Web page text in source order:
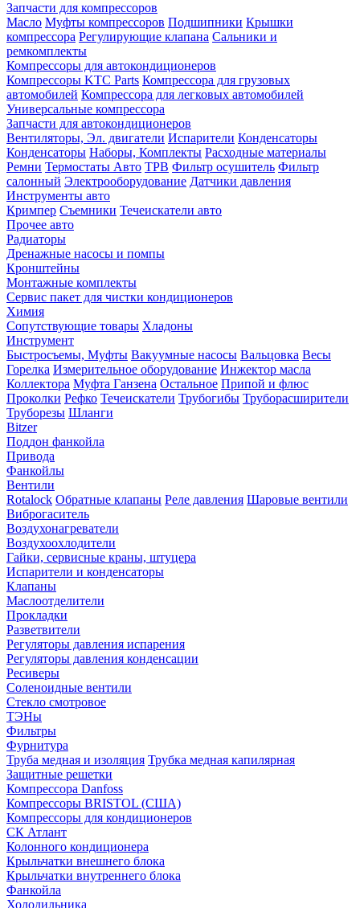
Запчасти для компрессоров
Масло Муфты компрессоров Подшипники Крышки
компрессора Регулирующие клапана Сальники и
ремкомплекты
Компрессоры для автокондиционеров
Компрессоры KTC Parts Компрессора для грузовых
автомобилей Компрессора для легковых автомобилей
Универсальные компрессора
Запчасти для автокондиционеров
Вентиляторы, Эл. двигатели Испарители Конденсаторы
Конденсаторы Наборы, Комплекты Расходные материалы
Ремни Термостаты Авто ТРВ Фильтр осушитель Фильтр
салонный Электрооборудование Датчики давления
Инструменты авто
Кримпер Съемники Течеискатели авто
Прочее авто
Радиаторы
Дренажные насосы и помпы
Кронштейны
Монтажные комплекты
Сервис пакет для чистки кондиционеров
Химия
Сопутствующие товары Хладоны
Инструмент
Быстросъемы, Муфты Вакуумные насосы Вальцовка Весы
Горелка Измерительное оборудование Инжектор масла
Коллектора Муфта Ганзена Остальное Припой и флюс
Проколки Рефко Течеискатели Трубогибы Труборасширители
Труборезы Шланги
Bitzer
Поддон фанкойла
Привода
Фанкойлы
Вентили
Rotalock Обратные клапаны Реле давления Шаровые вентили
Виброгаситель
Воздухонагреватели
Воздухоохлодители
Гайки, сервисные краны, штуцера
Испарители и конденсаторы
Клапаны
Маслоотделители
Прокладки
Разветвители
Регуляторы давления испарения
Регуляторы давления конденсации
Ресиверы
Соленоидные вентили
Стекло смотровое
ТЭНы
Фильтры
Фурнитура
Труба медная и изоляция Трубка медная капилярная
Защитные решетки
Компрессора Danfoss
Компрессоры BRISTOL (США)
Компрессоры для кондиционеров
СК Атлант
Колонного кондиционера
Крыльчатки внешнего блока
Крыльчатки внутреннего блока
Фанкойла
Холодильника